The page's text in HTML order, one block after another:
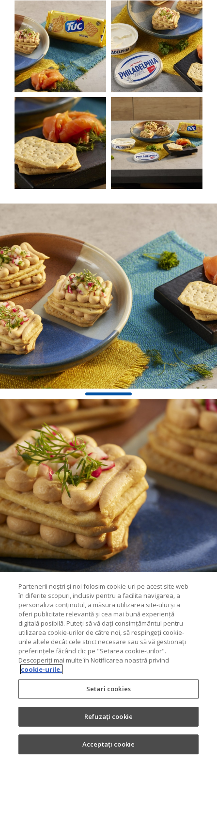
Partenerii noștri și noi folosim cookie-uri pe acest site web
în diferite scopuri, inclusiv pentru a facilita navigarea, a
personaliza conținutul, a măsura utilizarea site-ului și a
oferi publicitate relevantă și cea mai bună experiență
digitală posibilă. Puteți să vă dați consimțământul pentru
utilizarea cookie-urilor de către noi, să respingeți cookie-
urile altele decât cele strict necesare sau să vă gestionați
preferințele făcând clic pe "Setarea cookie-urilor".
Descoperiți mai multe în Notificarea noastră privind
cookie-urile.
Setari cookies
Refuzați cookie
Acceptați cookie